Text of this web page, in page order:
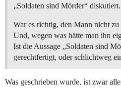
„Soldaten sind Mörder“ diskutiert.
War es richtig, den Mann nicht zu
Und, wegen was hätte man ihn
Ist die Aussage „Soldaten sind
gerechtfertigt, oder schlichtweg
Was geschrieben wurde, ist zwar